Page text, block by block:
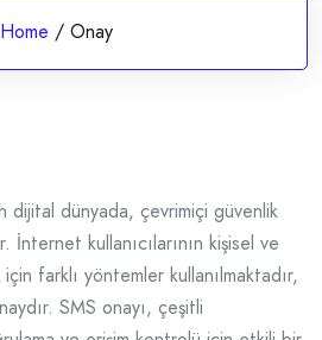
Home / Onay
dijital dünyada, çevrimiçi güvenlik
İnternet kullanıcılarının kişisel ve
farklı yöntemler kullanılmaktadır,
SMS onayı, çeşitli